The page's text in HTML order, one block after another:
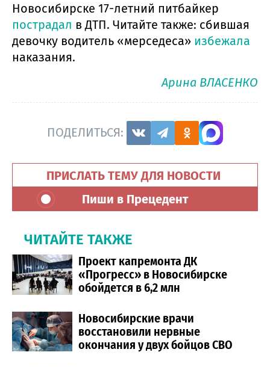
Новосибирске 17-летний питбайкер
пострадал в ДТП. Читайте также: сбившая
девочку водитель «мерседеса» избежала
наказания.
Арина ВЛАСЕНКО
ПОДЕЛИТЬСЯ:
ПРИСЛАТЬ ТЕМУ ДЛЯ НОВОСТИ
Пиши в Прецедент
ЧИТАЙТЕ ТАКЖЕ
Проект капремонта ДК
«Прогресс» в Новосибирске
обойдется в 6,2 млн
Новосибирские врачи
восстановили нервные
окончания у двух бойцов СВО